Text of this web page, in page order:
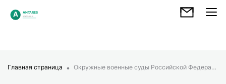
Главная страница Окружные военные суды Российской Федерации